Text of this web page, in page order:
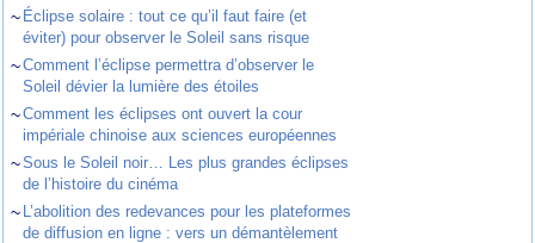
~ Éclipse solaire : tout ce qu’il faut faire (et
éviter) pour observer le Soleil sans risque
~Comment l’éclipse permettra d’observer le
Soleil dévier la lumière des étoiles
~Comment les éclipses ont ouvert la cour
impériale chinoise aux sciences européennes
~Sous le Soleil noir… Les plus grandes éclipses
de l’histoire du cinéma
~ L’abolition des redevances pour les plateformes
de diffusion en ligne : vers un démantèlement